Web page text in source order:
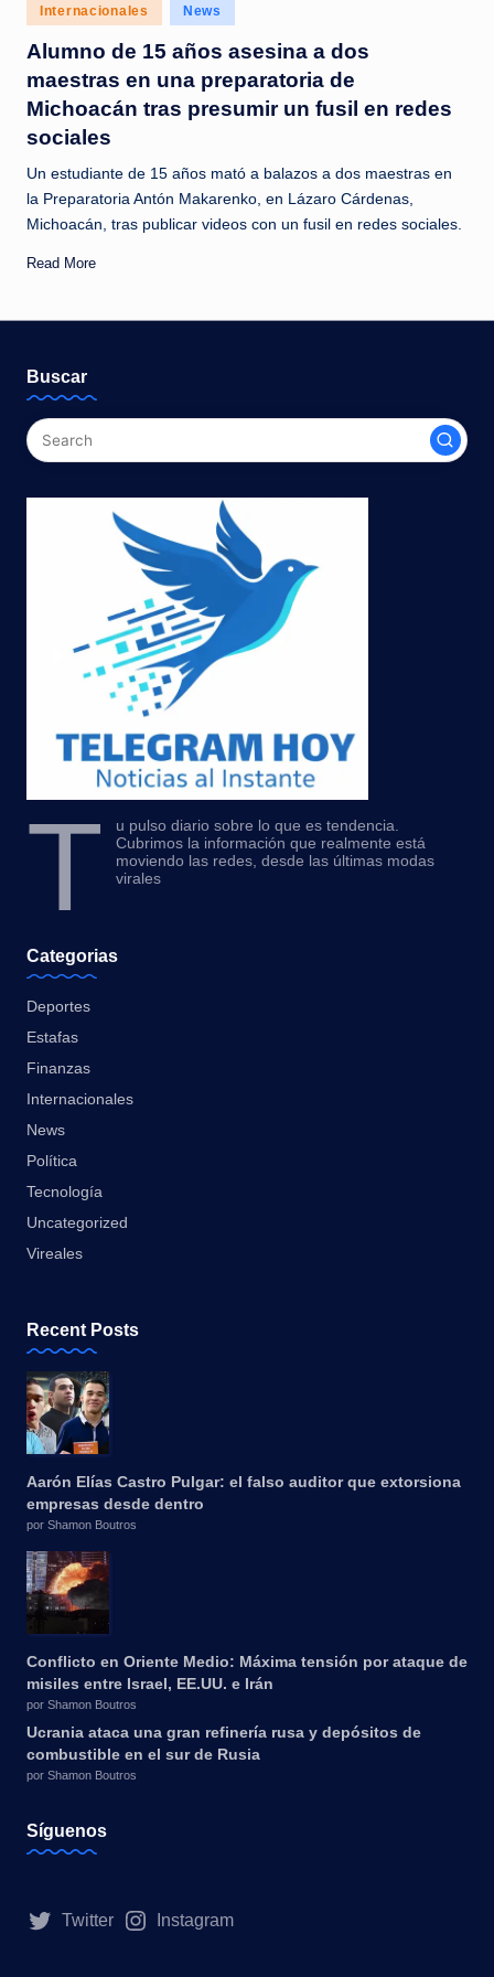
c
i
a
s
l
i
n
a
n
t
Posted
in
Internacionales News
Alumno de 15 años asesina a dos
maestras en una preparatoria de
Michoacán tras presumir un fusil en redes
sociales
Un estudiante de 15 años mató a balazos a dos maestras en
la Preparatoria Antón Makarenko, en Lázaro Cárdenas,
Michoacán, tras publicar videos con un fusil en redes sociales.
Read More
Buscar
T
u pulso diario sobre lo que es tendencia.
Cubrimos la información que realmente está
moviendo las redes, desde las últimas modas
virales
Categorias
Deportes
Estafas
Finanzas
Internacionales
News
Política
Tecnología
Uncategorized
Vireales
Recent Posts
Aarón Elías Castro Pulgar: el falso auditor que extorsiona
empresas desde dentro
por Shamon Boutros
Conflicto en Oriente Medio: Máxima tensión por ataque de
misiles entre Israel, EE.UU. e Irán
por Shamon Boutros
Ucrania ataca una gran refinería rusa y depósitos de
combustible en el sur de Rusia
por Shamon Boutros
Síguenos
Twitter Instagram